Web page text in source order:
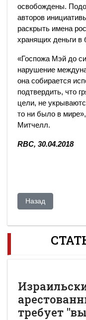
освобождены.
авторов
раскрыть имена
хранящих деньги в
«Госпожа Мэй до
нарушение
она собирается
подтвердить, что
цели, не
то ни было в
Митчелл.
RBC, 30.04.2018
Предыдущий: СМИ:
Назад
требует